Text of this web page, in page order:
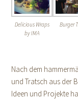
Delicious Wraps
by IMA
Burger
Nach dem
und Tratsch aus der
Ideen und Projekte